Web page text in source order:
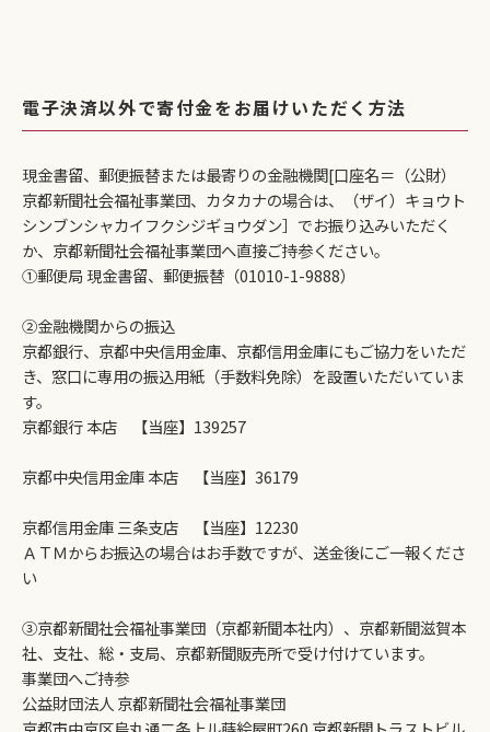
電子決済以外で寄付金をお届けいただく方法
現金書留、郵便振替または最寄りの金融機関[口座名＝（公財）
京都新聞社会福祉事業団、カタカナの場合は、（ザイ）キョウト
シンブンシャカイフクシジギョウダン］でお振り込みいただく
か、京都新聞社会福祉事業団へ直接ご持参ください。
①郵便局 現金書留、郵便振替（01010-1-9888）
②金融機関からの振込
京都銀行、京都中央信用金庫、京都信用金庫にもご協力をいただ
き、窓口に専用の振込用紙（手数料免除）を設置いただいていま
す。
京都銀行 本店 【当座】139257
京都中央信用金庫 本店 【当座】36179
京都信用金庫 三条支店 【当座】12230
ＡＴＭからお振込の場合はお手数ですが、送金後にご一報くださ
い
③京都新聞社会福祉事業団（京都新聞本社内）、京都新聞滋賀本
社、支社、総・支局、京都新聞販売所で受け付けています。
事業団へご持参
公益財団法人 京都新聞社会福祉事業団